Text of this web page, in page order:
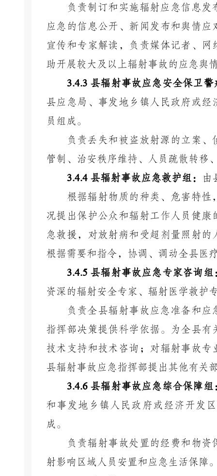
负责制订和实施辐射应急信息
应急的信息公开、新闻发布和舆情
宣传和专家解读，负责媒体记者、
助开展较大及以上辐射事故的应急舆
3.4.3 县辐射事故应急安全保卫警
县应急局、事发地乡镇人民政府或经
员组成。
负责丢失和被盗放射源的立案
管制、治安秩序维持、人员疏散转移
3.4.4 县辐射事故应急救护组：
由
根据辐射物质的种类、危害特
况提出保护公众和辐射工作人员健
急救援，对放射病和受超剂量照射
根据需要和指令，协调、调动全县医
3.4.5 县辐射事故应急专家咨询组
资深的辐射安全专家、辐射医学救护
负责全县辐射事故应急准备和
指挥部决策提供科学依据。为全县
技术支持和技术咨询；对辐射事故
县辐射事故应急指挥部提出其他有关
3.4.6 县辐射事故应急综合保障组
和事发地乡镇人民政府或 经济开发
成。
负责辐射事故处置的经费和物
射影响区域人员安置和应急生活保障